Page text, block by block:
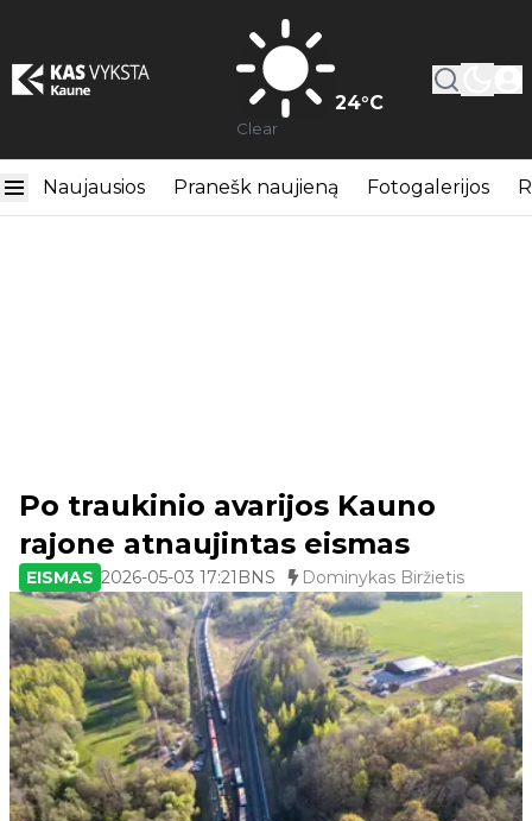
24°C
Clear
Naujausios Pranešk naujieną Fotogalerijos
Po traukinio avarijos Kauno
rajone atnaujintas eismas
EISMAS 2026-05-03 17:21 BNS Dominykas Biržietis